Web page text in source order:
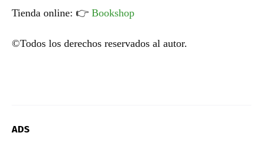
Tienda online: 👉 Bookshop
©Todos los derechos reservados al autor.
ADS